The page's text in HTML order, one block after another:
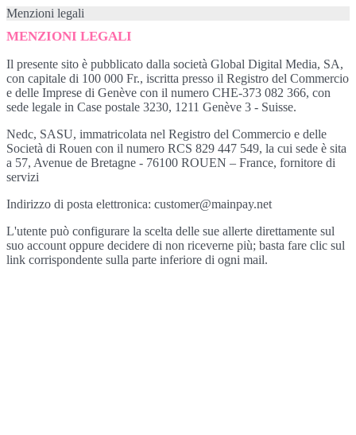
Menzioni legali
MENZIONI LEGALI
Il presente sito è pubblicato dalla società Global Digital Media, SA,
con capitale di 100 000 Fr., iscritta presso il Registro del Commercio
e delle Imprese di Genève con il numero CHE-373 082 366, con
sede legale in Case postale 3230, 1211 Genève 3 - Suisse.
Nedc, SASU, immatricolata nel Registro del Commercio e delle
Società di Rouen con il numero RCS 829 447 549, la cui sede è sita
a 57, Avenue de Bretagne - 76100 ROUEN – France, fornitore di
servizi
Indirizzo di posta elettronica: customer@mainpay.net
L'utente può configurare la scelta delle sue allerte direttamente sul
suo account oppure decidere di non riceverne più; basta fare clic sul
link corrispondente sulla parte inferiore di ogni mail.